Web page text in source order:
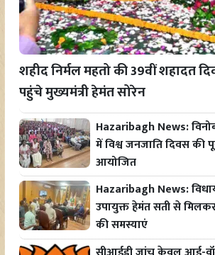
शहीद निर्मल महतो की 39वीं शहादत
पहुंचे मुख्यमंत्री हेमंत सोरेन
Hazaribagh News:
में विश्व जनजाति दिवस की
आयोजित
Hazaribagh News:
उपायुक्त हेमंत सती से मिलकर
की समस्याएं